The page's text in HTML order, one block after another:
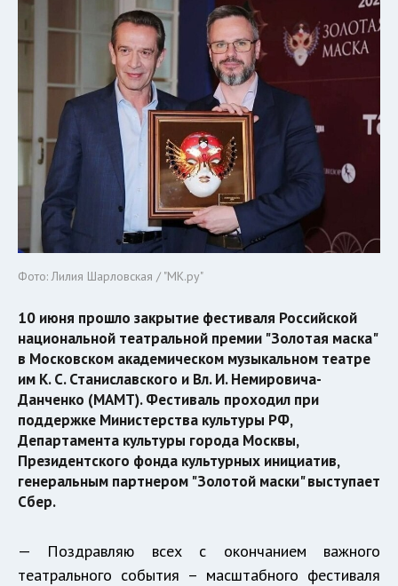
Фото: Лилия Шарловская / "МК.ру"
10 июня прошло закрытие фестиваля Российской
национальной театральной премии "Золотая маска"
в Московском академическом музыкальном театре
им К. С. Станиславского и Вл. И. Немировича-
Данченко (МАМТ). Фестиваль проходил при
поддержке Министерства культуры РФ,
Департамента культуры города Москвы,
Президентского фонда культурных инициатив,
генеральным партнером "Золотой маски" выступает
Сбер.
— Поздравляю всех с окончанием важного
театрального события – масштабного фестиваля